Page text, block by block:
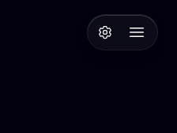
Open